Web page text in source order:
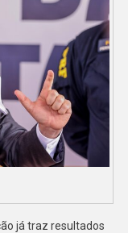
já traz resultados